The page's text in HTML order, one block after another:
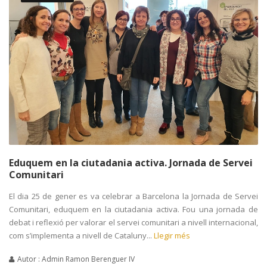
Eduquem en la ciutadania activa. Jornada de Servei
Comunitari
El dia 25 de gener es va celebrar a Barcelona la Jornada de Servei
Comunitari, eduquem en la ciutadania activa. Fou una jornada de
debat i reflexió per valorar el servei comunitari a nivell internacional,
com s’implementa a nivell de Cataluny... Llegir més
Autor : Admin Ramon Berenguer IV